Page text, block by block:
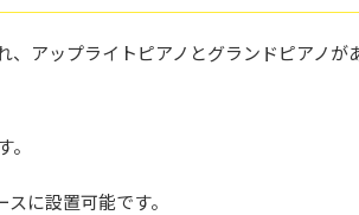
アップライトピアノとグランドピアノが
に設置可能です。